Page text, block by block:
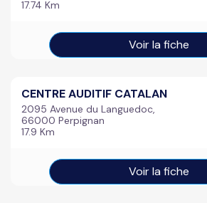
17.74 Km
Voir la fiche
CENTRE AUDITIF CATALAN
2095 Avenue du Languedoc,
66000 Perpignan
17.9 Km
Voir la fiche